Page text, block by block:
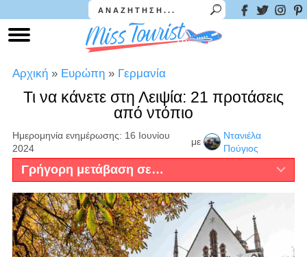
Αρχική » Ευρώπη » Γερμανία
Τι να κάνετε στη Λειψία: 21 προτάσεις
από ντόπιο
Ημερομηνία ενημέρωσης: 16 Ιουνίου
2024
με
Ντανιέλα
Πούγιος
Γρήγορη μετάβαση σε…